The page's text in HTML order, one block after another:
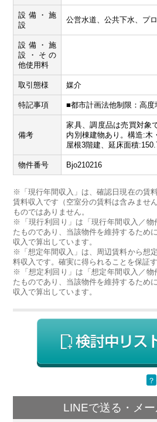
設備・施
設
公営水道、公共下水、プ
設備・施
設・その
他使用料
取引態様 媒介
特記事項 ■都市計画法他制限：高度
備考
家具、調度品は売買対象
内別棟建物あり。構造:木
屋根3階建、延床面積
物件番号 Bjo210216
※「現行年間収入」は、確認日現在の賃
賃料収入です（空室分の賃料は含みませ
ものではありません。
※「現行利回り」は「現行年間収入／物
たものであり、当該物件を維持するため
収入で算出しています。
※「想定年間収入」は、周辺賃料から想
料収入です。確実に得られることを保証
※「想定利回り」は「想定年間収入／物
たものであり、当該物件を維持するため
収入で算出しています。
？
LINEで送る・メ